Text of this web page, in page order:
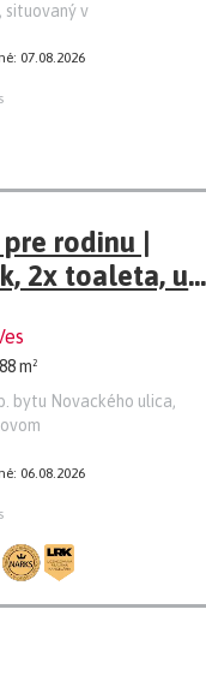
situovaný v
07.08.2026
rodinu |
2x toaleta, ul.
m²
bytu Novackého ulica,
06.08.2026